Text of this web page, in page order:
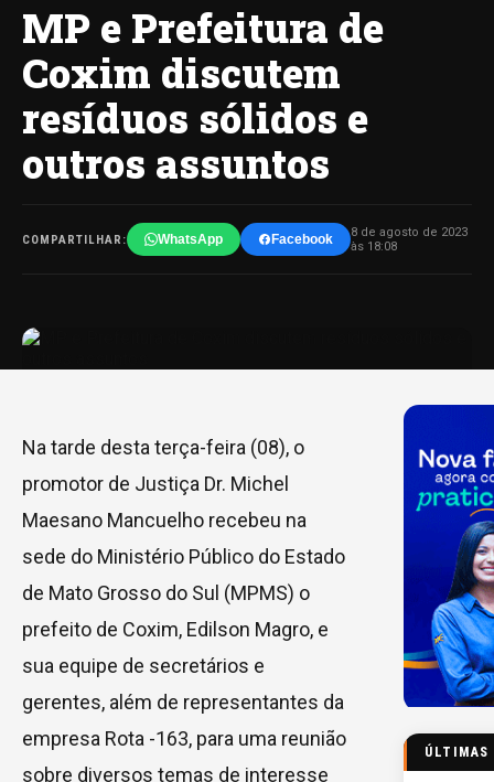
MP e Prefeitura de
Coxim discutem
resíduos sólidos e
outros assuntos
COMPARTILHAR: WhatsApp Facebook
8 de agosto de 2023
às 18:08
Na tarde desta terça-feira (08), o
promotor de Justiça Dr. Michel
Maesano Mancuelho recebeu na
sede do Ministério Público do Estado
de Mato Grosso do Sul (MPMS) o
prefeito de Coxim, Edilson Magro, e
sua equipe de secretários e
gerentes, além de representantes da
empresa Rota -163, para uma reunião
sobre diversos temas de interesse